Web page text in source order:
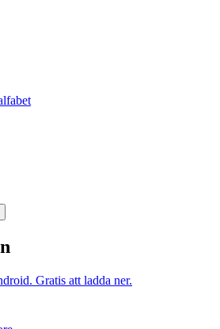
Gratis att ladda ner.